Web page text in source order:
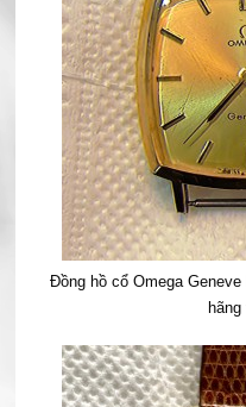
Đồng hồ cổ Omega